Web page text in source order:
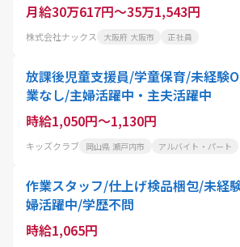
月給30万617円～35万1,543円
株式会社ナックス 大阪府 大阪市 正社員
放課後児童支援員/学童保育/未経験
業なし/主婦活躍中・主夫活躍中
時給1,050円～1,130円
キッズクラブ 岡山県 瀬戸内市 アルバイト・パート
作業スタッフ/仕上げ検品梱包/未経
婦活躍中/学歴不問
時給1,065円